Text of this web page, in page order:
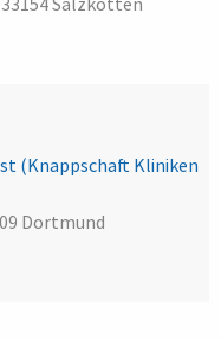
(Knappschaft Kliniken
Dortmund